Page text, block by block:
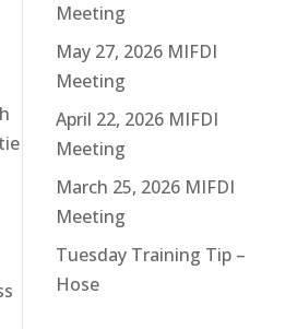
Meeting
May 27, 2026 MIFDI
Meeting
April 22, 2026 MIFDI
Meeting
March 25, 2026 MIFDI
Meeting
Tuesday Training Tip –
Hose